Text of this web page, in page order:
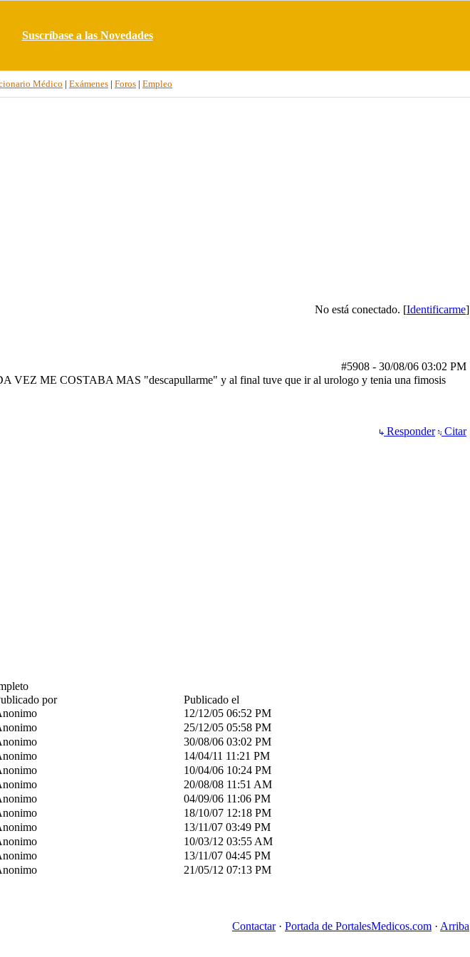
Suscríbase a las Novedades
Médico | Exámenes | Foros | Empleo
No está conectado. [Identificarme]
#5908 - 30/08/06 03:02 PM
ME COSTABA MAS "descapullarme" y al final tuve que ir al urologo y tenia una fimosis
Responder
Citar
por
Publicado el
12/12/05 06:52 PM
25/12/05 05:58 PM
30/08/06 03:02 PM
14/04/11 11:21 PM
10/04/06 10:24 PM
20/08/08 11:51 AM
04/09/06 11:06 PM
18/10/07 12:18 PM
13/11/07 03:49 PM
10/03/12 03:55 AM
13/11/07 04:45 PM
21/05/12 07:13 PM
Contactar· Portada de PortalesMedicos.com · Arriba